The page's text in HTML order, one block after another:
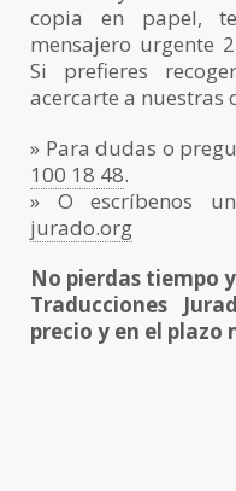
copia en papel,
mensajero urgente
Si prefieres
acercarte a nuestras
» Para dudas o
100 18 48.
» O escríbenos
jurado.org
No pierdas tiempo
Traducciones
precio y en el plazo